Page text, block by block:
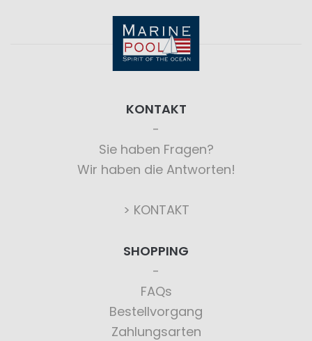
KONTAKT
Sie haben Fragen?
Wir haben die Antworten!
> KONTAKT
SHOPPING
FAQs
Bestellvorgang
Zahlungsarten